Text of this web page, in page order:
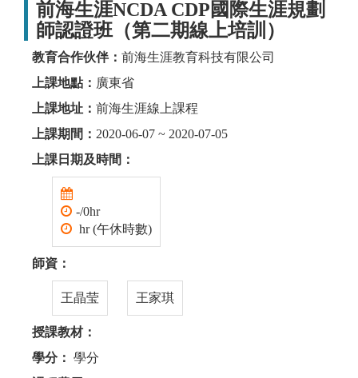
前海生涯NCDA CDP國際生涯規劃
師認證班（第二期線上培訓）
教育合作伙伴： 前海生涯教育科技有限公司
上課地點： 廣東省
上課地址： 前海生涯線上課程
上課期間： 2020-06-07 ~ 2020-07-05
上課日期及時間：
-/0hr
hr (午休時數)
師資：
王晶莹 王家琪
授課教材：
學分： 學分